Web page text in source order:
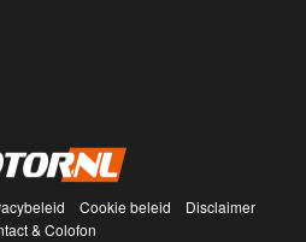
Cookie beleid
Disclaimer
& Colofon